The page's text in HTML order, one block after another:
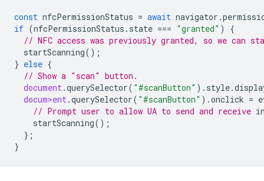
const nfcPermissionStatus = await navigator .
if (nfcPermissionStatus . state === "granted" )
{
// NFC access was previously granted, so we can
startScanning();
} else {
// Show a "scan" button.
document.querySelector( "#scanButton" ). style.
docum>ent.querySelector( "#scanButton" ).onclick =
// Prompt user to allow UA to send and receive
startScanning();
};
}